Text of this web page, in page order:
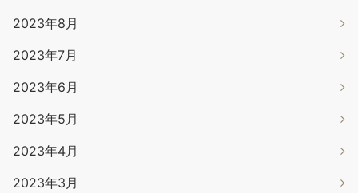
2023年8月
2023年7月
2023年6月
2023年5月
2023年4月
2023年3月